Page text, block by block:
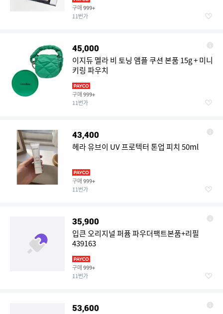
구매 999+
11번가
45,000
이지듀 멜라 비 토닝 앰플 쿠션 본품 15g + 미니
키링 파우치
구매 999+
11번가
43,400
헤라 유브이 UV 프로텍터 톤업 피치 50ml
구매 999+
11번가
35,900
입큰 오리지널 퍼퓸 파우더팩트본품+리필
439163
구매 999+
11번가
53,600